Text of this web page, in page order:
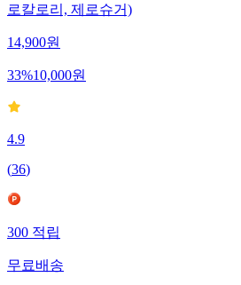
로칼로리, 제로슈거)
14,900원
33%10,000원
4.9
(36)
300 적립
무료배송